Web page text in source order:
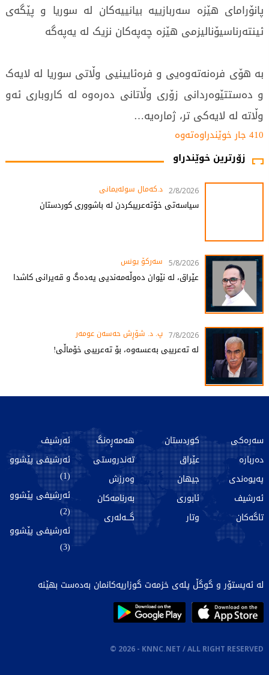
پانۆرامای هێزە سەربازییە بیانییەکان لە سوریا و پێگەی
ئینتەرناسیۆنالیزمی هێزە چەپەکان نزیک لە یەپەگە
بە هۆی فرەنەتەوەیی و فرەئایینیی وڵاتی سوریا لە لایەک
و دەستتێوەردانی زۆری وڵاتانی دەرەوە لە کاروباری ئەو
وڵاتە لە لایەکی تر، ژمارەیە…
410 جار خوێندراوەتەوە
زۆرترین خوێندراو
2/8/2026 د.کەمال سولەیمانی
سیاسەتی خۆتەعریبکردن لە باشووری کوردستان
5/8/2026 سەرکۆ یونس
عێراق، لە نێوان دەوڵەمەندیی یەدەگ و قەیرانی کاشدا
7/8/2026 پ. د. شۆڕش حەسەن عومەر
لە تەعریبی بەعسەوە، بۆ تەعریبی خۆماڵی!
سەرەکی
دەربارە
پەیوەندی
ئەرشیف
تاگەکان
کوردستان
عێراق
جیهان
ئابوری
وتار
هەمەڕەنگ
تەندروستی
وەرزش
بەرنامەکان
گـــەلەری
ئەرشیف
ئەرشیفی پێشوو
(1)
ئەرشیفی پێشوو
(2)
ئەرشیفی پێشوو
(3)
لە ئەپستۆر و گوگڵ پلەی خزمەت گوزاریەکانمان بەدەست بهێنە
© 2026 - KNNC.NET / ALL RIGHT RESERVED